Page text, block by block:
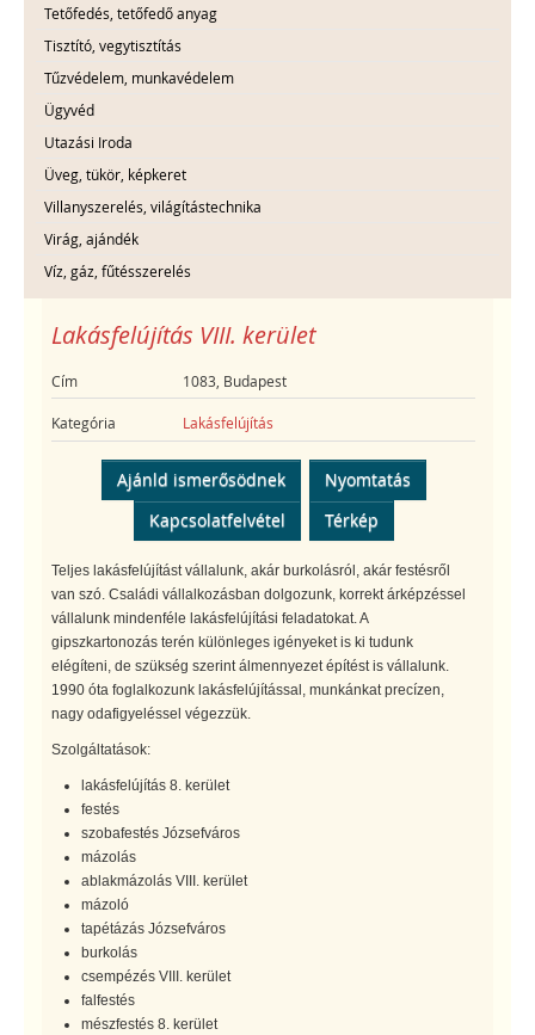
Tetőfedés, tetőfedő anyag
Tisztító, vegytisztítás
Tűzvédelem, munkavédelem
Ügyvéd
Utazási Iroda
Üveg, tükör, képkeret
Villanyszerelés, világítástechnika
Virág, ajándék
Víz, gáz, fűtésszerelés
Lakásfelújítás VIII. kerület
Cím 1083, Budapest
Kategória Lakásfelújítás
Ajánld ismerősödnek
Nyomtatás
Kapcsolatfelvétel
Térkép
Teljes lakásfelújítást vállalunk, akár burkolásról, akár festésről
van szó. Családi vállalkozásban dolgozunk, korrekt árképzéssel
vállalunk mindenféle lakásfelújítási feladatokat. A
gipszkartonozás terén különleges igényeket is ki tudunk
elégíteni, de szükség szerint álmennyezet építést is vállalunk.
1990 óta foglalkozunk lakásfelújítással, munkánkat precízen,
nagy odafigyeléssel végezzük.
Szolgáltatások:
lakásfelújítás 8. kerület
festés
szobafestés Józsefváros
mázolás
ablakmázolás VIII. kerület
mázoló
tapétázás Józsefváros
burkolás
csempézés VIII. kerület
falfestés
mészfestés 8. kerület